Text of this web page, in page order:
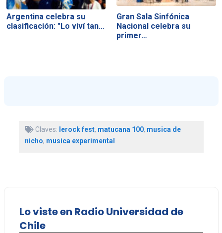
Argentina celebra su
clasificación: "Lo viví tan…
Gran Sala Sinfónica
Nacional celebra su
primer…
Claves: lerock fest, matucana 100, musica de
nicho, musica experimental
Lo viste en Radio Universidad de
Chile